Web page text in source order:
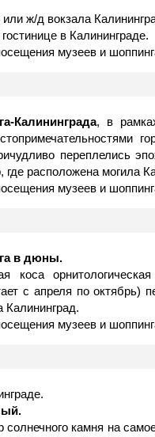
ж/д вокзала
в Калининграде.
музеев и
Калининграда, в
переплелись
где расположена могила
музеев и
в дюны.
коса
с апреля по
музеев и
камня на